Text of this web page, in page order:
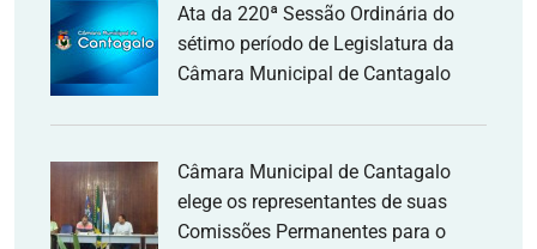
Ata da 220ª Sessão Ordinária do
sétimo período de Legislatura da
Câmara Municipal de Cantagalo
Câmara Municipal de Cantagalo
elege os representantes de suas
Comissões Permanentes para o